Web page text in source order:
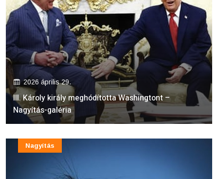
2026 április 29.
III. Károly király meghódította Washingtont –
Nagyítás-galéria
Nagyítás